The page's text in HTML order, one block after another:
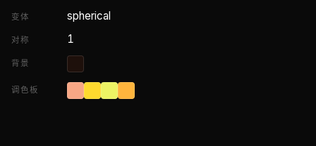
变体 spherical
对称 1
背景
调色板